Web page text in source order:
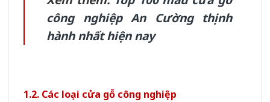
công nghiệp An Cường thịnh
hành nhất hiện nay
1.2. Các loại cửa gỗ công nghiệp